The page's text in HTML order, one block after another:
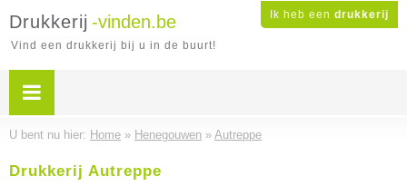
Ik heb een drukkerij
Drukkerij -vinden.be
Vind een drukkerij bij u in de buurt!
U bent nu hier: Home » Henegouwen » Autreppe
Drukkerij Autreppe